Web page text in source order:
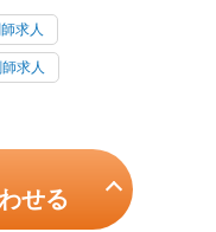
求人
求人
せる